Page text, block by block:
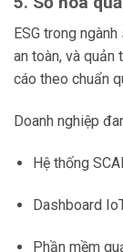
ESG trong
an toàn, và
cáo theo chuẩn
Doanh nghiệp
Hệ thống
Dashboard
Phần mềm